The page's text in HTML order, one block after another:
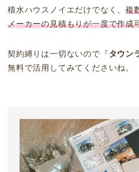
積水ハウスノイエだけでなく、複
メーカーの見積もりが一度で作成
契約縛りは一切ないので『タウン
無料で活用してみてくださいね。